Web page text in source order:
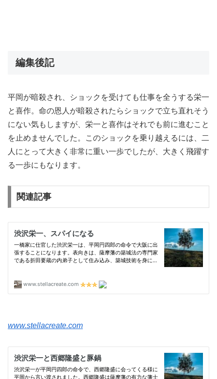
編集後記
平岡が暗殺され、ショックを受けても仕事を全うする栄一
と喜作。命の恩人が暗殺されたらショックで立ち直れそう
にない気もしますが、栄一と喜作はそれでも前に進むこと
を止めませんでした。このショックを乗り越えるには、二
人にとって大きく非常に重い一歩でしたが、大きく飛躍す
る一歩にもなります。
関連記事
www.stellacreate.com